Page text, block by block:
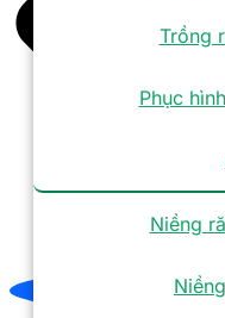
Trồng
Phục
Niềng